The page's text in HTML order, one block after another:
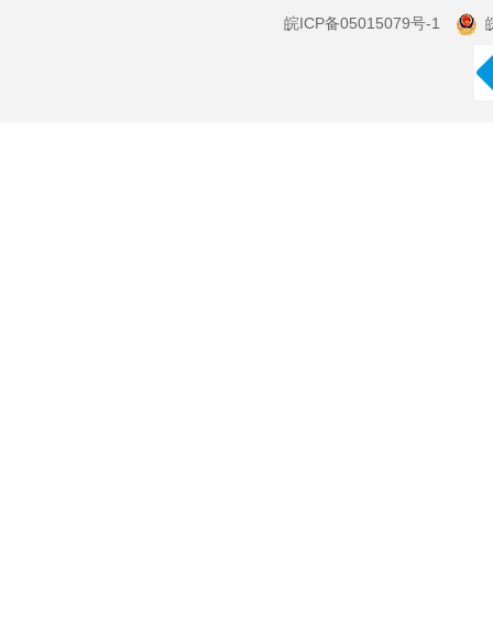
皖ICP备05015079号-1